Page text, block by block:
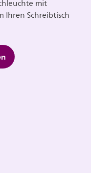
mit
Ihren Schreibtisch